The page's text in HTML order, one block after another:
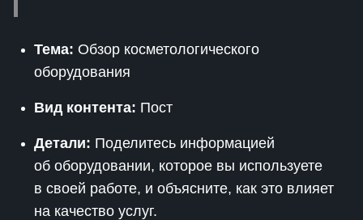
Тема: Обзор косметологического
оборудования
Вид контента: Пост
Детали: Поделитесь информацией
об оборудовании, которое вы используете
в своей работе, и объясните, как это влияет
на качество услуг.